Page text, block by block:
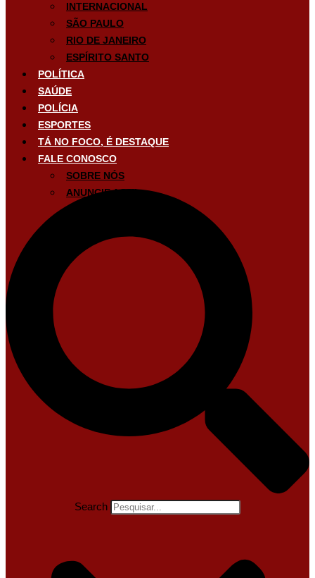
INTERNACIONAL
SÃO PAULO
RIO DE JANEIRO
ESPÍRITO SANTO
POLÍTICA
SAÚDE
POLÍCIA
ESPORTES
TÁ NO FOCO, É DESTAQUE
FALE CONOSCO
SOBRE NÓS
ANUNCIE AQUI
Search